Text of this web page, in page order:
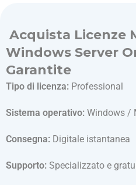
Acquista Licenze
Windows Server
Garantite
Tipo di licenza: Professional
Sistema operativo: Windows /
Consegna: Digitale istantanea
Supporto: Specializzato e